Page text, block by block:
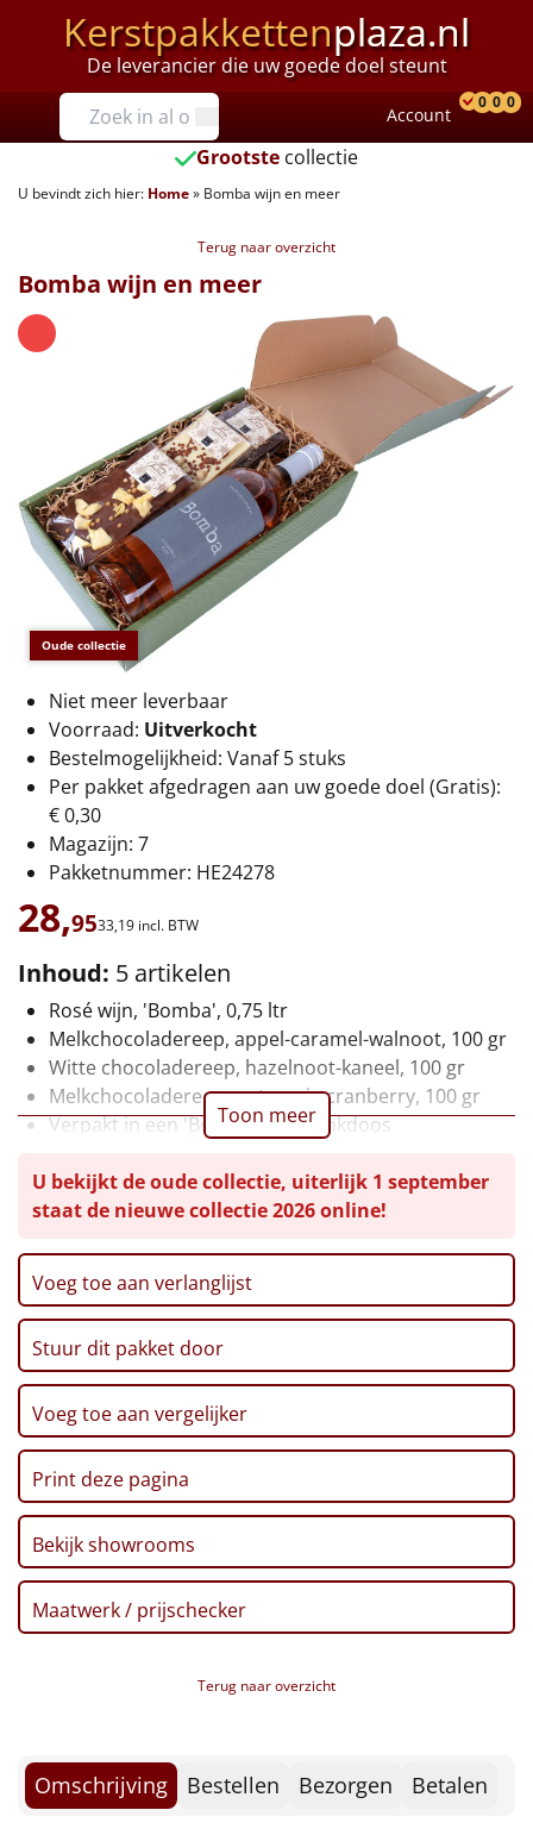
Kerstpakkettenplaza.nl
De leverancier die uw goede doel steunt
Prijzen
Tot €25
€25 tot €35
€40 tot €45
€55 tot €75
€75 tot €100
€100 en hoger
Alle kerstpakketten 2026
Thema
Origineel
Rituals
Luxe
Mannen
Vrouwen
Duurzaam
Leuke
Uniek
Alle thema's
Artikel
Hitster NIEUW
Pizzarette
Tas
Wake up light
NIEUW
Borrelplank
Noodradio NIEUW
Account
0 0 0
Grootste collectie
U bevindt zich hier: Home» Bomba wijn en meer
Terug naar overzicht
Oude collectie
Bomba wijn en meer
Niet meer leverbaar
Voorraad: Uitverkocht
Bestelmogelijkheid: Vanaf 5 stuks
Per pakket afgedragen aan uw goede doel (Gratis):
€ 0,30
Magazijn: 7
Pakketnummer: HE24278
28,9533,19 incl. BTW
Inhoud: 5 artikelen
Rosé wijn, 'Bomba', 0,75 ltr
Melkchocoladereep, appel-caramel-walnoot, 100 gr
Witte chocoladereep, hazelnoot-kaneel, 100 gr
Melkchocoladereep, notenmix-cranberry, 100 gr
Verpakt in een 'Bomba' geschenkdoos
Toon meer
U bekijkt de oude collectie, uiterlijk 1 september
staat de nieuwe collectie 2026 online!
Voeg toe aan verlanglijst
Stuur dit pakket door
Voeg toe aan vergelijker
Print deze pagina
Bekijk showrooms
Maatwerk / prijschecker
Terug naar overzicht
Omschrijving Bestellen Bezorgen Betalen